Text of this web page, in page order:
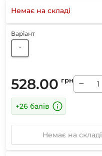
Немає на складі
Варіант
-
528.00 грн −
+26 балів
Немає на складі